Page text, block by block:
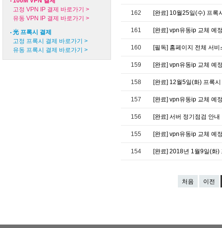
고정 VPN IP 결제 바로가기 >
유동 VPN IP 결제 바로가기 >
光 프록시 결제
고정 프록시 결제 바로가기 >
유동 프록시 결제 바로가기 >
162 [완료] 10월25일(수) 프록
161 [완료] vpn유동ip 교체 예
160 [필독] 홈페이지 전체 서
159 [완료] vpn유동ip 교체 예
158 [완료] 12월5일(화) 프록
157 [완료] vpn유동ip 교체 예
156 [완료] 서버 정기점검 안내
155 [완료] vpn유동ip 교체 예
154 [완료] 2018년 1월9일(화
처음 이전